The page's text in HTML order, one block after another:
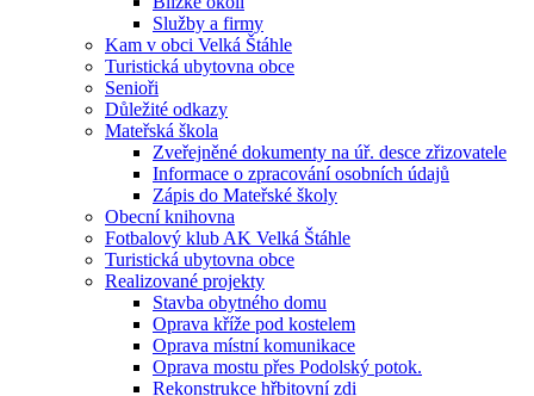
Služby a firmy
Kam v obci Velká Štáhle
Turistická ubytovna obce
Senioři
Důležité odkazy
Mateřská škola
Zveřejněné dokumenty na úř. desce zřizovatele
Informace o zpracování osobních údajů
Zápis do Mateřské školy
Obecní knihovna
Fotbalový klub AK Velká Štáhle
Turistická ubytovna obce
Realizované projekty
Stavba obytného domu
Oprava kříže pod kostelem
Oprava místní komunikace
Oprava mostu přes Podolský potok.
Rekonstrukce hřbitovní zdi